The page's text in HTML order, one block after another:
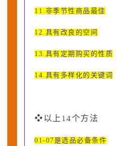
11.非季节性商品最佳
12.具有改良的空间
13.具有定期购买的性质
14.具有多样化的关键词
❖ 以上14个方法
01-07是选品必备条件